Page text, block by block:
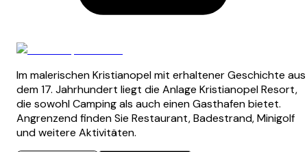
Im malerischen Kristianopel mit erhaltener Geschichte aus
dem 17. Jahrhundert liegt die Anlage Kristianopel Resort,
die sowohl Camping als auch einen Gasthafen bietet.
Angrenzend finden Sie Restaurant, Badestrand, Minigolf
und weitere Aktivitäten.